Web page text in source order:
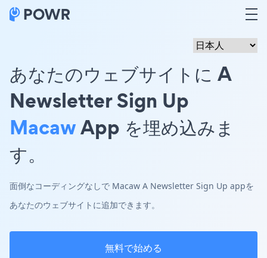
あなたのウェブサイトに A
Newsletter Sign Up
MacawApp を埋め込みま
す。
面倒なコーディングなしで Macaw A Newsletter Sign Up appを
あなたのウェブサイトに追加できます。
無料で始める